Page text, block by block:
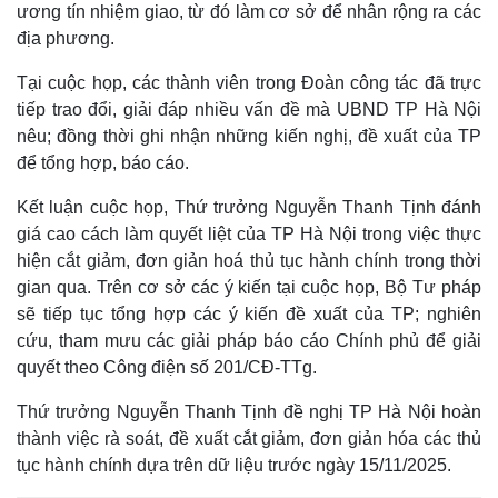
ương tín nhiệm giao, từ đó làm cơ sở để nhân rộng ra các
địa phương.
Tại cuộc họp, các thành viên trong Đoàn công tác đã trực
tiếp trao đổi, giải đáp nhiều vấn đề mà UBND TP Hà Nội
nêu; đồng thời ghi nhận những kiến nghị, đề xuất của TP
để tổng hợp, báo cáo.
Kết luận cuộc họp, Thứ trưởng Nguyễn Thanh Tịnh đánh
giá cao cách làm quyết liệt của TP Hà Nội trong việc thực
hiện cắt giảm, đơn giản hoá thủ tục hành chính trong thời
gian qua. Trên cơ sở các ý kiến tại cuộc họp, Bộ Tư pháp
sẽ tiếp tục tổng hợp các ý kiến đề xuất của TP; nghiên
cứu, tham mưu các giải pháp báo cáo Chính phủ để giải
quyết theo Công điện số 201/CĐ-TTg.
Thứ trưởng Nguyễn Thanh Tịnh đề nghị TP Hà Nội hoàn
thành việc rà soát, đề xuất cắt giảm, đơn giản hóa các thủ
tục hành chính dựa trên dữ liệu trước ngày 15/11/2025.